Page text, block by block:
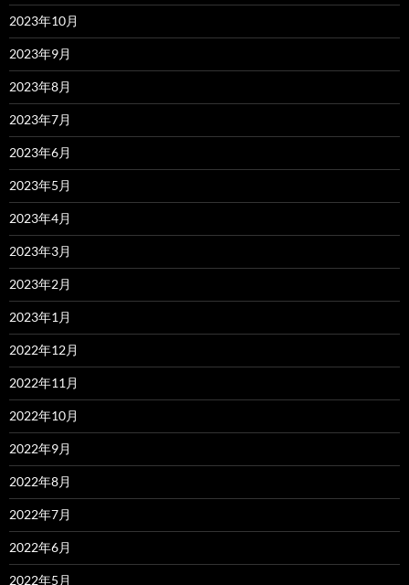
2023年10月
2023年9月
2023年8月
2023年7月
2023年6月
2023年5月
2023年4月
2023年3月
2023年2月
2023年1月
2022年12月
2022年11月
2022年10月
2022年9月
2022年8月
2022年7月
2022年6月
2022年5月